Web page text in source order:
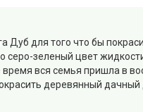
Дуб для того что бы
серо-зеленый цвет
вся семья пришла в
деревянный